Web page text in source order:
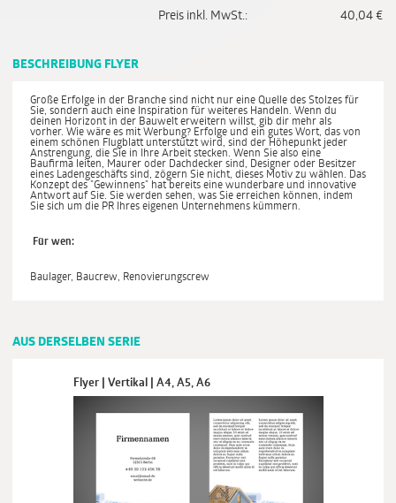
Preis inkl. MwSt.: 40,04 €
BESCHREIBUNG FLYER
Große Erfolge in der Branche sind nicht nur eine Quelle des Stolzes für
Sie, sondern auch eine Inspiration für weiteres Handeln. Wenn du
deinen Horizont in der Bauwelt erweitern willst, gib dir mehr als
vorher. Wie wäre es mit Werbung? Erfolge und ein gutes Wort, das von
einem schönen Flugblatt unterstützt wird, sind der Höhepunkt jeder
Anstrengung, die Sie in Ihre Arbeit stecken. Wenn Sie also eine
Baufirma leiten, Maurer oder Dachdecker sind, Designer oder Besitzer
eines Ladengeschäfts sind, zögern Sie nicht, dieses Motiv zu wählen. Das
Konzept des "Gewinnens" hat bereits eine wunderbare und innovative
Antwort auf Sie. Sie werden sehen, was Sie erreichen können, indem
Sie sich um die PR Ihres eigenen Unternehmens kümmern.
Für wen:
Baulager, Baucrew, Renovierungscrew
AUS DERSELBEN SERIE
Flyer | Vertikal | A4, A5, A6